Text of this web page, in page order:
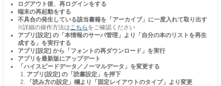
ログアウト後、再ログインをする
端末の再起動をする
不具合の発生している該当書籍を「アーカイブ」に一度入れて取り出す
※詳細の操作方法はこちら をご確認ください
アプリ[設定] の「本情報のサーバ管理」より「自分の本のリストを再生
成する」を実行する
アプリ[設定] から「フォントの再ダウンロード」を実行
アプリを最新版にアップデート
「ハイスピードデータ／ノーマルデータ」を変更する
アプリ[設定] の「読書設定」を押下
「読み方の設定」欄より「固定レイアウトのタイプ」より変更